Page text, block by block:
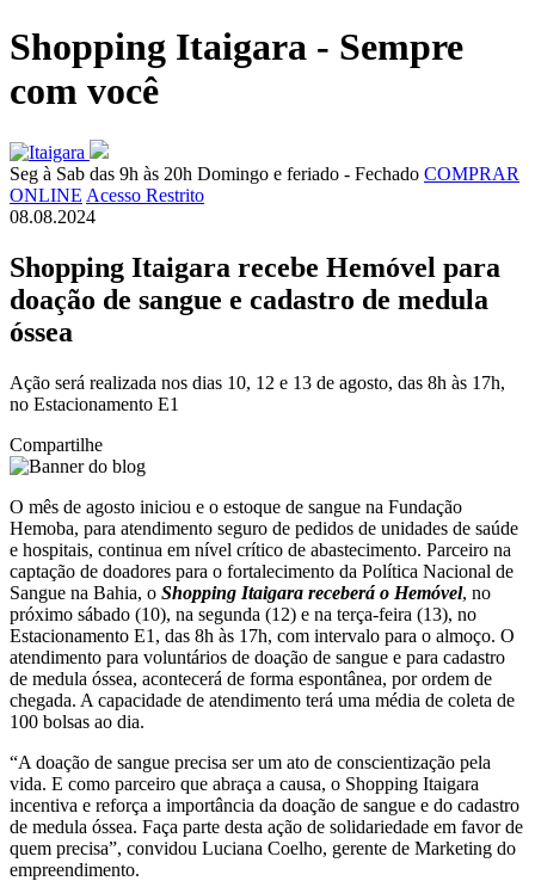
Shopping Itaigara - Sempre
com você
Seg à Sab das 9h às 20h Domingo e feriado - Fechado COMPRAR
ONLINE Acesso Restrito
08.08.2024
Shopping Itaigara recebe Hemóvel para
doação de sangue e cadastro de medula
óssea
Ação será realizada nos dias 10, 12 e 13 de agosto, das 8h às 17h,
no Estacionamento E1
Compartilhe
O mês de agosto iniciou e o estoque de sangue na Fundação
Hemoba, para atendimento seguro de pedidos de unidades de saúde
e hospitais, continua em nível crítico de abastecimento. Parceiro na
captação de doadores para o fortalecimento da Política Nacional de
Sangue na Bahia, o Shopping Itaigara receberá o Hemóvel, no
próximo sábado (10), na segunda (12) e na terça-feira (13), no
Estacionamento E1, das 8h às 17h, com intervalo para o almoço. O
atendimento para voluntários de doação de sangue e para cadastro
de medula óssea, acontecerá de forma espontânea, por ordem de
chegada. A capacidade de atendimento terá uma média de coleta de
100 bolsas ao dia.
“A doação de sangue precisa ser um ato de conscientização pela
vida. E como parceiro que abraça a causa, o Shopping Itaigara
incentiva e reforça a importância da doação de sangue e do cadastro
de medula óssea. Faça parte desta ação de solidariedade em favor de
quem precisa”, convidou Luciana Coelho, gerente de Marketing do
empreendimento.